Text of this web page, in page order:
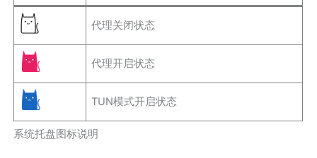
代理关闭状态
代理开启状态
TUN模式开启状态
系统托盘图标说明